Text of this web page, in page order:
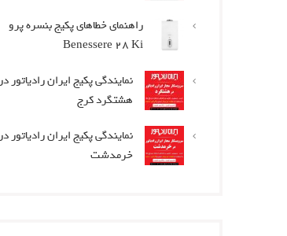
راهنمای خطاهای پکیج بنسره پرو
Benessere 28 Ki
نمایندگی پکیج ایران رادیاتور در
هشتگرد کرج
نمایندگی پکیج ایران رادیاتور در
خرمدشت